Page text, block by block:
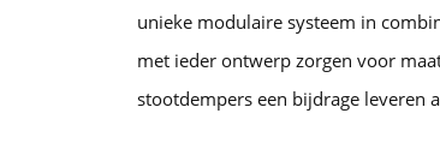
unieke modulaire systeem in
met ieder ontwerp zorgen voor
stootdempers een bijdrage leveren